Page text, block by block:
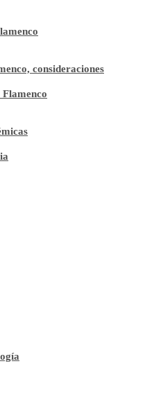
consideraciones
Flamenco